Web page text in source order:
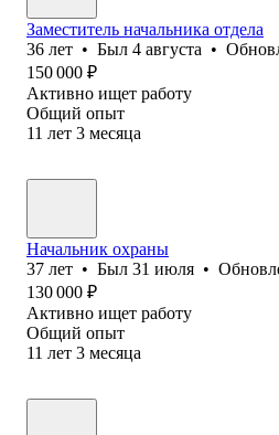
Заместитель начальника отдела
36 лет • Был 4 августа •
150 000 ₽
Активно ищет работу
Общий опыт
11 лет 3 месяца
Начальник охраны
37 лет • Был 31 июля •
130 000 ₽
Активно ищет работу
Общий опыт
11 лет 3 месяца